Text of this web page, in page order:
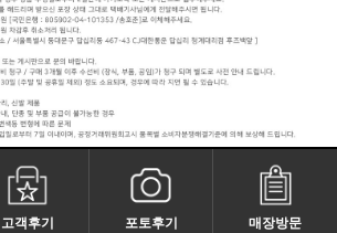
고객후기 포토후기 매장방문